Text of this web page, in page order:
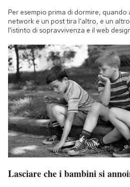
Per esempio prima di dormire, quando
network e un post tira l'altro, e un
l'istinto di sopravvivenza e il web
Lasciare che i bambini si